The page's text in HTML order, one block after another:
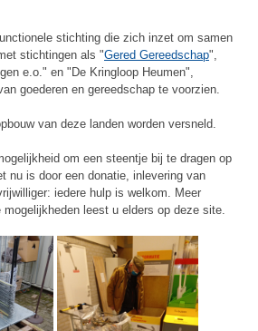
stichting die zich inzet om samen
stichtingen als "Gered Gereedschap",
e.o." en "De Kringloop Heumen",
goederen en gereedschap te voorzien.
van deze landen worden versneld.
om een steentje bij te dragen op
nu is door een donatie, inlevering van
iedere hulp is welkom. Meer
leest u elders op deze site.